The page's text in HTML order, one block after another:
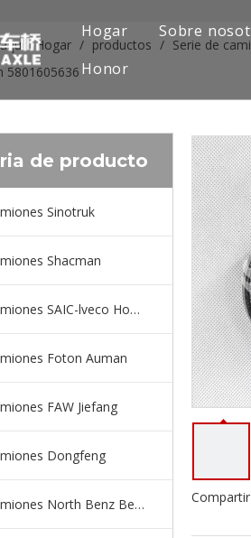
Hogar Sobre
Honor
Hogar / productos / Serie de
5801605636
de producto
Sinotruk
Shacman
Serie de camiones SAIC-lveco Hongyan
Foton Auman
FAW Jiefang
Dongfeng
Serie de camiones North Benz Beiben